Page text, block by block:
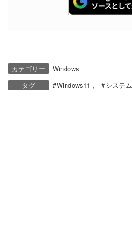
カテゴリー
Windows
タグ
Windows11 システム